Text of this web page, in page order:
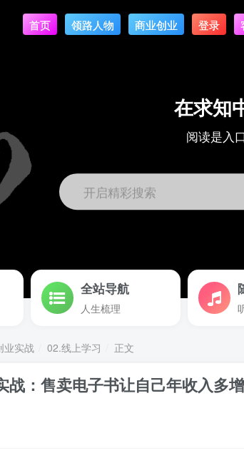
首页 领路人物 商业创业 登录
在求知
阅读是入
开启精彩搜索
全站导航
人生梳理
业实战 02.线上学习 正文
战：售卖电子书让自己年收入多